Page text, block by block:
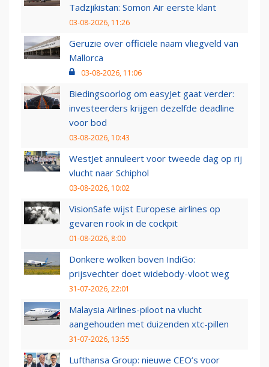
Tadzjikistan: Somon Air eerste klant
03-08-2026, 11:26
Geruzie over officiële naam vliegveld van
Mallorca
03-08-2026, 11:06
Biedingsoorlog om easyJet gaat verder:
investeerders krijgen dezelfde deadline
voor bod
03-08-2026, 10:43
WestJet annuleert voor tweede dag op rij
vlucht naar Schiphol
03-08-2026, 10:02
VisionSafe wijst Europese airlines op
gevaren rook in de cockpit
01-08-2026, 8:00
Donkere wolken boven IndiGo:
prijsvechter doet widebody-vloot weg
31-07-2026, 22:01
Malaysia Airlines-piloot na vlucht
aangehouden met duizenden xtc-pillen
31-07-2026, 13:55
Lufthansa Group: nieuwe CEO’s voor